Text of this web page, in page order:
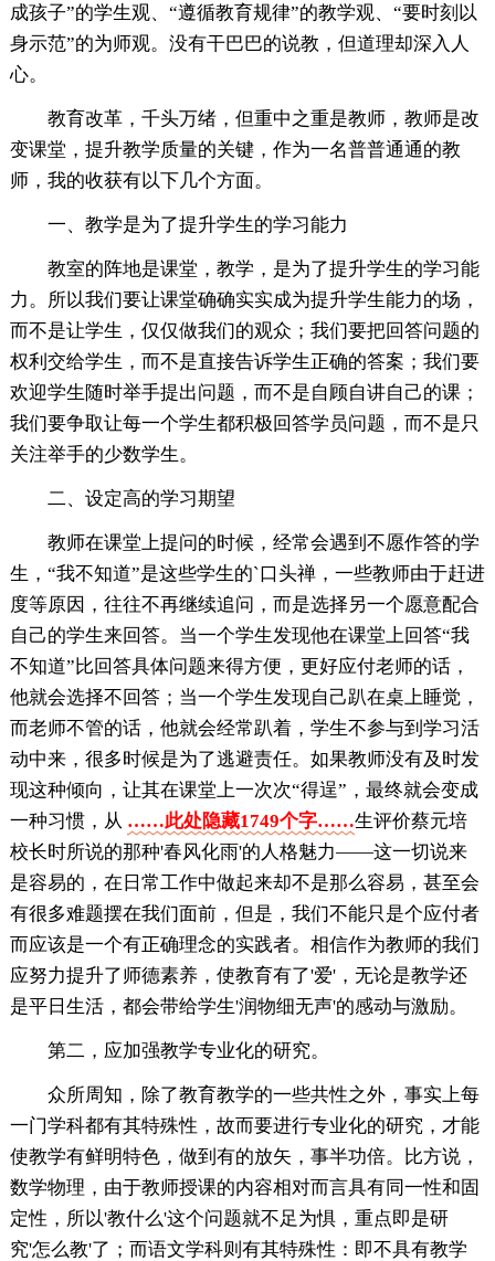
成孩子”的学生观、“遵循教育规律”的教学观、“要时刻以
身示范”的为师观。没有干巴巴的说教，但道理却深入人
心。
教育改革，千头万绪，但重中之重是教师，教师是改
变课堂，提升教学质量的关键，作为一名普普通通的教
师，我的收获有以下几个方面。
一、教学是为了提升学生的学习能力
教室的阵地是课堂，教学，是为了提升学生的学习能
力。所以我们要让课堂确确实实成为提升学生能力的场，
而不是让学生，仅仅做我们的观众；我们要把回答问题的
权利交给学生，而不是直接告诉学生正确的答案；我们要
欢迎学生随时举手提出问题，而不是自顾自讲自己的课；
我们要争取让每一个学生都积极回答学员问题，而不是只
关注举手的少数学生。
二、设定高的学习期望
教师在课堂上提问的时候，经常会遇到不愿作答的学
生，“我不知道”是这些学生的`口头禅，一些教师由于赶进
度等原因，往往不再继续追问，而是选择另一个愿意配合
自己的学生来回答。当一个学生发现他在课堂上回答“我
不知道”比回答具体问题来得方便，更好应付老师的话，
他就会选择不回答；当一个学生发现自己趴在桌上睡觉，
而老师不管的话，他就会经常趴着，学生不参与到学习活
动中来，很多时候是为了逃避责任。如果教师没有及时发
现这种倾向，让其在课堂上一次次“得逞”，最终就会变成
一种习惯，从 ……此处隐藏1749个字……生评价蔡元培
校长时所说的那种'春风化雨'的人格魅力——这一切说来
是容易的，在日常工作中做起来却不是那么容易，甚至会
有很多难题摆在我们面前，但是，我们不能只是个应付者
而应该是一个有正确理念的实践者。相信作为教师的我们
应努力提升了师德素养，使教育有了'爱'，无论是教学还
是平日生活，都会带给学生'润物细无声'的感动与激励。
第二，应加强教学专业化的研究。
众所周知，除了教育教学的一些共性之外，事实上每
一门学科都有其特殊性，故而要进行专业化的研究，才能
使教学有鲜明特色，做到有的放矢，事半功倍。比方说，
数学物理，由于教师授课的内容相对而言具有同一性和固
定性，所以'教什么'这个问题就不足为惧，重点即是研
究'怎么教'了；而语文学科则有其特殊性：即不具有教学